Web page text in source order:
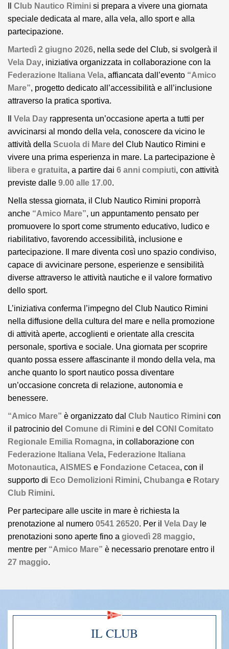
Club Nautico Rimini si prepara a vivere una giornata
speciale dedicata al mare, alla vela, allo sport e alla
partecipazione.
Martedì 2 giugno 2026, nella sede del Club, si svolgerà il
Vela Day, iniziativa organizzata in collaborazione con la
Federazione Italiana Vela, affiancata dall’evento “Amico
Mare”, progetto dedicato all’accessibilità e all’inclusione
attraverso la pratica sportiva.
Vela Day rappresenta un’occasione aperta a tutti per
avvicinarsi al mondo della vela, conoscere da vicino le
attività della Scuola di Mare del Club Nautico Rimini e
vivere una prima esperienza in mare. La partecipazione è
libera e gratuita, a partire dai 6 anni compiuti, con attività
previste dalle 9.00 alle 17.00.
Nella stessa giornata, il Club Nautico Rimini proporrà
anche “Amico Mare”, un appuntamento pensato per
promuovere lo sport come strumento educativo, ludico e
riabilitativo, favorendo accessibilità, inclusione e
partecipazione. Il mare diventa così uno spazio condiviso,
capace di avvicinare persone, esperienze e sensibilità
diverse attraverso le attività nautiche e il valore formativo
dello sport.
L’iniziativa conferma l’impegno del Club Nautico Rimini
nella diffusione della cultura del mare e nella promozione
di attività aperte, accoglienti e orientate alla crescita
personale, sportiva e sociale. Una giornata per scoprire
quanto possa essere affascinante il mondo della vela, ma
anche quanto lo sport nautico possa diventare
un’occasione concreta di relazione, autonomia e
benessere.
“Amico Mare” è organizzato dal Club Nautico Rimini con
il patrocinio del Comune di Rimini e del CONI Comitato
Regionale Emilia Romagna, in collaborazione con
Federazione Italiana Vela, Federazione Italiana
Motonautica, AISMES e Fondazione Cetacea, con il
supporto di Eco Demolizioni Rimini, Chubanga e Rotary
Club Rimini.
Per partecipare alle uscite in mare è richiesta la
prenotazione al numero 0541 26520. Per il Vela Day le
prenotazioni sono aperte fino a giovedì 28 maggio,
mentre per “Amico Mare” è necessario prenotare entro il
27 maggio.
IL CLUB